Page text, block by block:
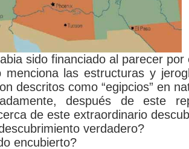
sido financiado al parecer
menciona las estructuras y
descritos como “egipcios” en
después de este
de este extraordinario
verdadero?
encubierto?